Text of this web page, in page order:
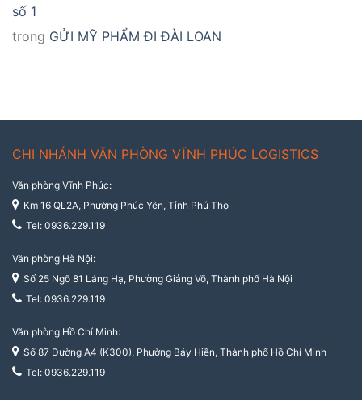
số 1
trong GỬI MỸ PHẨM ĐI ĐÀI LOAN
CHI NHÁNH VĂN PHÒNG VĨNH PHÚC LOGISTICS
Văn phòng Vĩnh Phúc:
Km 16 QL2A, Phường Phúc Yên, Tỉnh Phú Thọ
Tel: 0936.229.119
Văn phòng Hà Nội:
Số 25 Ngõ 81 Láng Hạ, Phường Giảng Võ, Thành phố Hà Nội
Tel: 0936.229.119
Văn phòng Hồ Chí Minh:
Số 87 Đường A4 (K300), Phường Bảy Hiền, Thành phố Hồ Chí Minh
Tel: 0936.229.119